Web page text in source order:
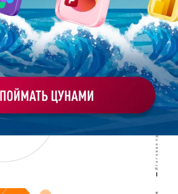
ХОЧУ ЗАКАЗАТЬ ТАКУЮ ПРЕЗЕНТАЦИЮ